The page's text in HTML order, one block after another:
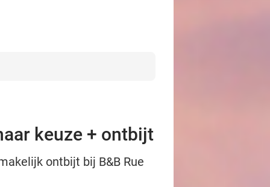
keuze + ontbijt
ontbijt bij B&B Rue